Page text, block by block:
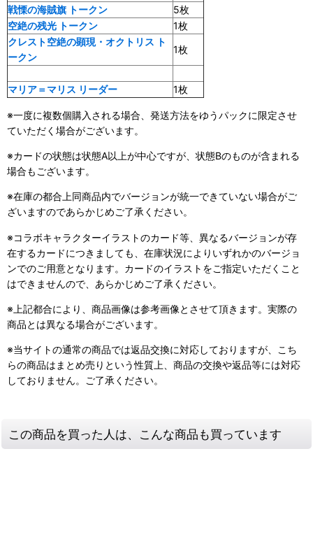
戦慄の海賊旗 トークン
5枚
空絶の残光 トークン
1枚
クレスト空絶の顕現・オクトリス ト
ークン
1枚
マリア＝マリス リーダー 1枚
※一度に複数個購入される場合、発送方法をゆうパックに限定させ
ていただく場合がございます。
※カードの状態は状態A以上が中心ですが、状態Bのものが含まれる
場合もございます。
※在庫の都合上同商品内でバージョンが統一できていない場合がご
ざいますのであらかじめご了承ください。
※コラボキャラクターイラストのカード等、異なるバージョンが存
在するカードにつきましても、在庫状況によりいずれかのバージョ
ンでのご用意となります。カードのイラストをご指定いただくこと
はできませんので、あらかじめご了承ください。
※上記都合により、商品画像は参考画像とさせて頂きます。実際の
商品とは異なる場合がございます。
※当サイトの通常の商品では返品交換に対応しておりますが、こち
らの商品はまとめ売りという性質上、商品の交換や返品等には対応
しておりません。ご了承ください。
この商品を買った人は、こんな商品も買っています